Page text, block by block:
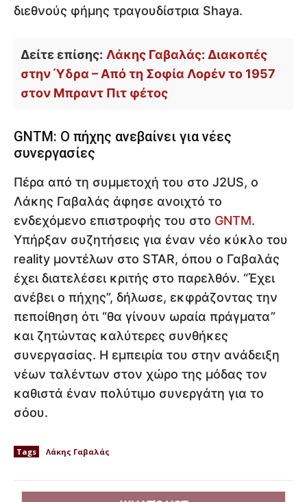
διεθνούς φήμης τραγουδίστρια Shaya.
Δείτε επίσης: Λάκης Γαβαλάς: Διακοπές
στην Ύδρα – Από τη Σοφία Λορέν το 1957
στον Μπραντ Πιτ φέτος
GNTM: Ο πήχης ανεβαίνει για νέες
συνεργασίες
Πέρα από τη συμμετοχή του στο J2US, ο
Λάκης Γαβαλάς άφησε ανοιχτό το
ενδεχόμενο επιστροφής του στο GNTM.
Υπήρξαν συζητήσεις για έναν νέο κύκλο του
reality μοντέλων στο STAR, όπου ο Γαβαλάς
έχει διατελέσει κριτής στο παρελθόν. “Έχει
ανέβει ο πήχης”, δήλωσε, εκφράζοντας την
πεποίθηση ότι “θα γίνουν ωραία πράγματα”
και ζητώντας καλύτερες συνθήκες
συνεργασίας. Η εμπειρία του στην ανάδειξη
νέων ταλέντων στον χώρο της μόδας τον
καθιστά έναν πολύτιμο συνεργάτη για το
σόου.
Tags Λάκης Γαβαλάς